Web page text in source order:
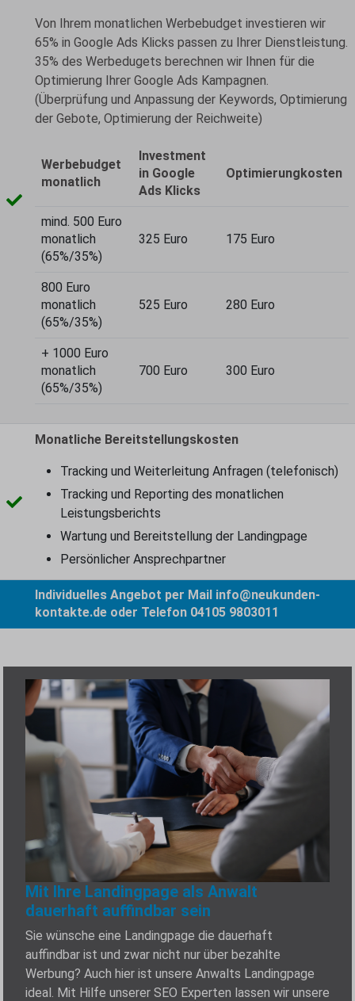
Von Ihrem monatlichen Werbebudget investieren wir
65% in Google Ads Klicks passen zu Ihrer Dienstleistung.
35% des Werbedugets berechnen wir Ihnen für die
Optimierung Ihrer Google Ads Kampagnen.
(Überprüfung und Anpassung der Keywords, Optimierung
der Gebote, Optimierung der Reichweite)
Werbebudget
monatlich
Investment
in Google
Ads Klicks
Optimierungkosten
mind. 500 Euro
monatlich
(65%/35%)
325 Euro 175 Euro
800 Euro
monatlich
(65%/35%)
525 Euro 280 Euro
+ 1000 Euro
monatlich
(65%/35%)
700 Euro 300 Euro
Monatliche Bereitstellungskosten
Tracking und Weiterleitung Anfragen (telefonisch)
Tracking und Reporting des monatlichen
Leistungsberichts
Wartung und Bereitstellung der Landingpage
Persönlicher Ansprechpartner
Individuelles Angebot per Mail info@neukunden-
kontakte.de oder Telefon 04105 9803011
Mit Ihre Landingpage als Anwalt
dauerhaft auffindbar sein
Sie wünsche eine Landingpage die dauerhaft
auffindbar ist und zwar nicht nur über bezahlte
Werbung? Auch hier ist unsere Anwalts Landingpage
ideal. Mit Hilfe unserer SEO Experten lassen wir unsere